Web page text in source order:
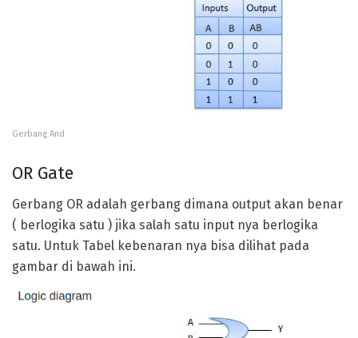
Gerbang And
OR Gate
Gerbang OR adalah gerbang dimana output akan benar
( berlogika satu ) jika salah satu input nya berlogika
satu. Untuk Tabel kebenaran nya bisa dilihat pada
gambar di bawah ini.